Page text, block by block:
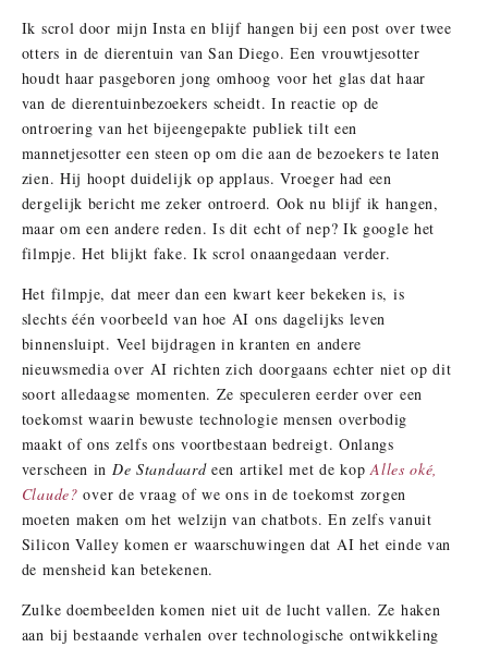
Ik scrol door mijn Insta en blijf hangen bij een post over twee
otters in de dierentuin van San Diego. Een vrouwtjesotter
houdt haar pasgeboren jong omhoog voor het glas dat haar
van de dierentuinbezoekers scheidt. In reactie op de
ontroering van het bijeengepakte publiek tilt een
mannetjesotter een steen op om die aan de bezoekers te laten
zien. Hij hoopt duidelijk op applaus. Vroeger had een
dergelijk bericht me zeker ontroerd. Ook nu blijf ik hangen,
maar om een andere reden. Is dit echt of nep? Ik google het
filmpje. Het blijkt fake. Ik scrol onaangedaan verder.
Het filmpje, dat meer dan een kwart keer bekeken is, is
slechts één voorbeeld van hoe AI ons dagelijks leven
binnensluipt. Veel bijdragen in kranten en andere
nieuwsmedia over AI richten zich doorgaans echter niet op dit
soort alledaagse momenten. Ze speculeren eerder over een
toekomst waarin bewuste technologie mensen overbodig
maakt of ons zelfs ons voortbestaan bedreigt. Onlangs
verscheen in De Standaardeen artikel met de kopAlles oké,
Claude? over de vraag of we ons in de toekomst zorgen
moeten maken om het welzijn van chatbots. En zelfs vanuit
Silicon Valley komen er waarschuwingen dat AI het einde van
de mensheid kan betekenen.
Zulke doembeelden komen niet uit de lucht vallen. Ze haken
aan bij bestaande verhalen over technologische ontwikkeling